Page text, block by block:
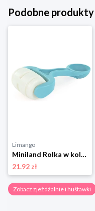
Podobne produkty
Limango
Miniland Rolka w kolorze błękitnym do piasku - 18 m+ rozmiar: onesize
21.92 zł
Zobacz zjeżdżalnie i huśtawki